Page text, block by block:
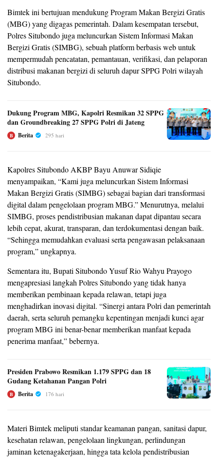
Bimtek ini bertujuan mendukung Program Makan Bergizi Gratis
(MBG) yang digagas pemerintah. Dalam kesempatan tersebut,
Polres Situbondo juga meluncurkan Sistem Informasi Makan
Bergizi Gratis (SIMBG), sebuah platform berbasis web untuk
mempermudah pencatatan, pemantauan, verifikasi, dan pelaporan
distribusi makanan bergizi di seluruh dapur SPPG Polri wilayah
Situbondo.
Dukung Program MBG, Kapolri Resmikan 32 SPPG
dan Groundbreaking 27 SPPG Polri di Jateng
B Berita 295 hari
Kapolres Situbondo AKBP Bayu Anuwar Sidiqie
menyampaikan, “Kami juga meluncurkan Sistem Informasi
Makan Bergizi Gratis (SIMBG) sebagai bagian dari transformasi
digital dalam pengelolaan program MBG.” Menurutnya, melalui
SIMBG, proses pendistribusian makanan dapat dipantau secara
lebih cepat, akurat, transparan, dan terdokumentasi dengan baik.
“Sehingga memudahkan evaluasi serta pengawasan pelaksanaan
program,” ungkapnya.
Sementara itu, Bupati Situbondo Yusuf Rio Wahyu Prayogo
mengapresiasi langkah Polres Situbondo yang tidak hanya
memberikan pembinaan kepada relawan, tetapi juga
menghadirkan inovasi digital. “Sinergi antara Polri dan pemerintah
daerah, serta seluruh pemangku kepentingan menjadi kunci agar
program MBG ini benar-benar memberikan manfaat kepada
penerima manfaat,” bebernya.
Presiden Prabowo Resmikan 1.179 SPPG dan 18
Gudang Ketahanan Pangan Polri
B Berita 176 hari
Materi Bimtek meliputi standar keamanan pangan, sanitasi dapur,
kesehatan relawan, pengelolaan lingkungan, perlindungan
jaminan ketenagakerjaan, hingga tata kelola pendistribusian